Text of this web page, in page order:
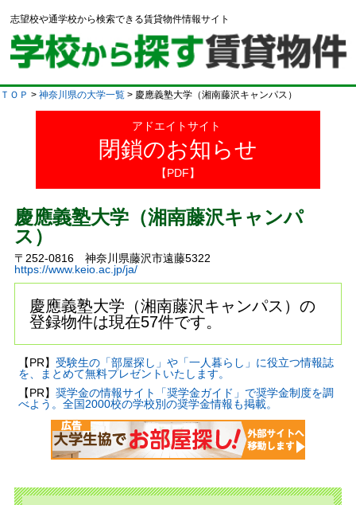
志望校や通学校から検索できる賃貸物件情報サイト
ＴＯＰ > 神奈川県の大学一覧 > 慶應義塾大学（湘南藤沢キャンパス）
アドエイトサイト
閉鎖のお知らせ
【PDF】
慶應義塾大学（湘南藤沢キャンパ
ス）
〒252-0816 神奈川県藤沢市遠藤5322
https://www.keio.ac.jp/ja/
慶應義塾大学（湘南藤沢キャンパス）の
登録物件は現在57件です。
【PR】 受験生の「部屋探し」や「一人暮らし」に役立つ情報誌
を、まとめて無料プレゼントいたします。
【PR】 奨学金の情報サイト「奨学金ガイド」で奨学金制度を調
べよう。全国2000校の学校別の奨学金情報も掲載。